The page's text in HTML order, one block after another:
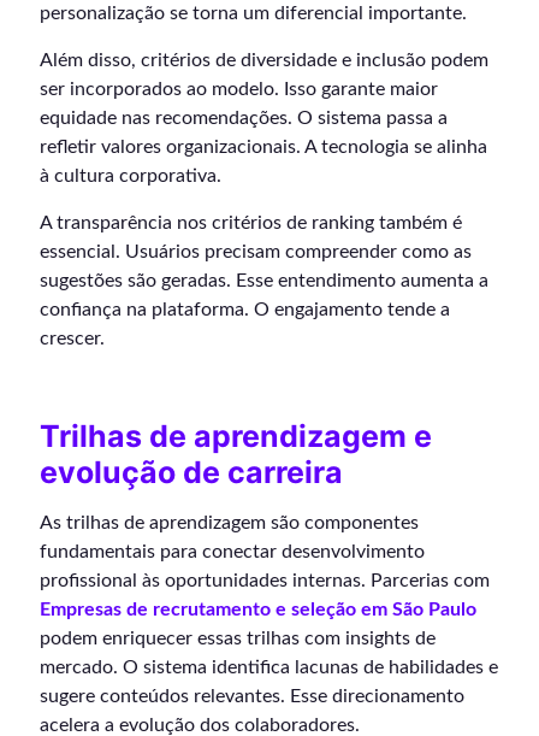
personalização se torna um diferencial importante.
Além disso, critérios de diversidade e inclusão podem
ser incorporados ao modelo. Isso garante maior
equidade nas recomendações. O sistema passa a
refletir valores organizacionais. A tecnologia se alinha
à cultura corporativa.
A transparência nos critérios de ranking também é
essencial. Usuários precisam compreender como as
sugestões são geradas. Esse entendimento aumenta a
confiança na plataforma. O engajamento tende a
crescer.
Trilhas de aprendizagem e
evolução de carreira
As trilhas de aprendizagem são componentes
fundamentais para conectar desenvolvimento
profissional às oportunidades internas. Parcerias com
Empresas de recrutamento e seleção em São Paulo
podem enriquecer essas trilhas com insights de
mercado. O sistema identifica lacunas de habilidades e
sugere conteúdos relevantes. Esse direcionamento
acelera a evolução dos colaboradores.